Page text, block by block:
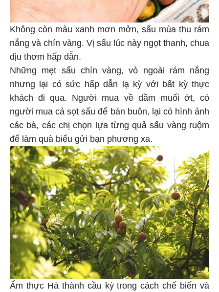
Không còn màu xanh mơn mởn, sấu mùa thu rám
nắng và chín vàng. Vị sấu lúc này ngọt thanh, chua
dịu thơm hấp dẫn.
Những mẹt sấu chín vàng, vỏ ngoài rám nắng
nhưng lại có sức hấp dẫn lạ kỳ với bất kỳ thực
khách đi qua. Người mua về dầm muối ớt, có
người mua cả sọt sấu để bán buôn, lại có hình ảnh
các bà, các chị chọn lựa từng quả sấu vàng ruộm
để làm quà biếu gửi bạn phương xa.
Ẩm thực Hà thành cầu kỳ trong cách chế biến và